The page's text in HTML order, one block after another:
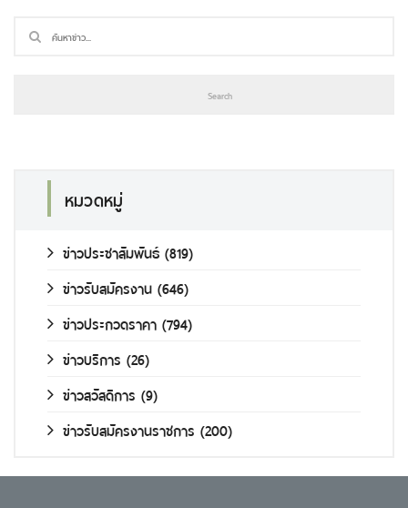
หมวดหมู่
ข่าวประชาสัมพันธ์ (819)
ข่าวรับสมัครงาน (646)
ข่าวประกวดราคา (794)
ข่าวบริการ (26)
ข่าวสวัสดิการ (9)
ข่าวรับสมัครงานราชการ (200)